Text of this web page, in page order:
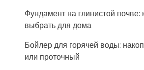
Фундамент на глинистой почве:
выбрать для дома
Бойлер для горячей воды:
или проточный